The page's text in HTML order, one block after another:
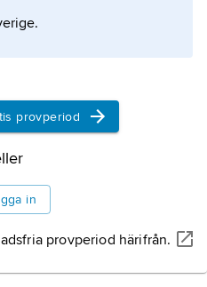
palisander och teak,
artikeln
provperiod
in
provperiod härifrån.